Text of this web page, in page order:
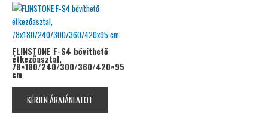
FLINSTONE F-S4 bővíthető
étkezőasztal,
78×180/240/300/360/420×95
cm
KÉRJEN ÁRAJÁNLATOT